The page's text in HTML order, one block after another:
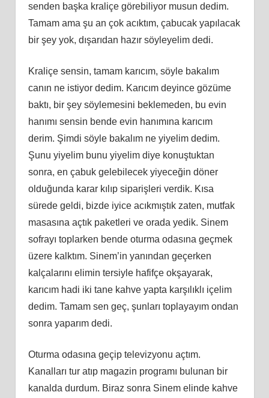
senden başka kraliçe görebiliyor musun dedim.
Tamam ama şu an çok acıktım, çabucak yapılacak
bir şey yok, dışarıdan hazır söyleyelim dedi.
Kraliçe sensin, tamam karıcım, söyle bakalım
canın ne istiyor dedim. Karıcım deyince gözüme
baktı, bir şey söylemesini beklemeden, bu evin
hanımı sensin bende evin hanımına karıcım
derim. Şimdi söyle bakalım ne yiyelim dedim.
Şunu yiyelim bunu yiyelim diye konuştuktan
sonra, en çabuk gelebilecek yiyeceğin döner
olduğunda karar kılıp siparişleri verdik. Kısa
sürede geldi, bizde iyice acıkmıştık zaten, mutfak
masasına açtık paketleri ve orada yedik. Sinem
sofrayı toplarken bende oturma odasına geçmek
üzere kalktım. Sinem’in yanından geçerken
kalçalarını elimin tersiyle hafifçe okşayarak,
karıcım hadi iki tane kahve yapta karşılıklı içelim
dedim. Tamam sen geç, şunları toplayayım ondan
sonra yaparım dedi.
Oturma odasına geçip televizyonu açtım.
Kanalları tur atıp magazin programı bulunan bir
kanalda durdum. Biraz sonra Sinem elinde kahve